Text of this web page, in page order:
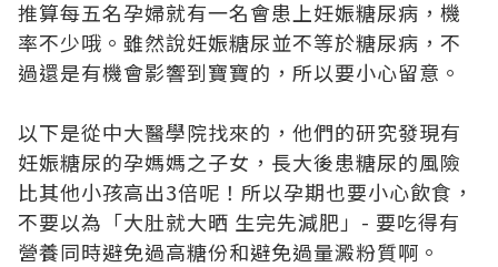
推算每五名孕婦就有一名會患上妊娠糖尿病，機
率不少哦。雖然說妊娠糖尿並不等於糖尿病，不
過還是有機會影響到寶寶的，所以要小心留意。
以下是從中大醫學院找來的，他們的研究發現有
妊娠糖尿的孕媽媽之子女，長大後患糖尿的風險
比其他小孩高出3倍呢！所以孕期也要小心飲食，
不要以為「大肚就大晒 生完先減肥」- 要吃得有
營養同時避免過高糖份和避免過量澱粉質啊。